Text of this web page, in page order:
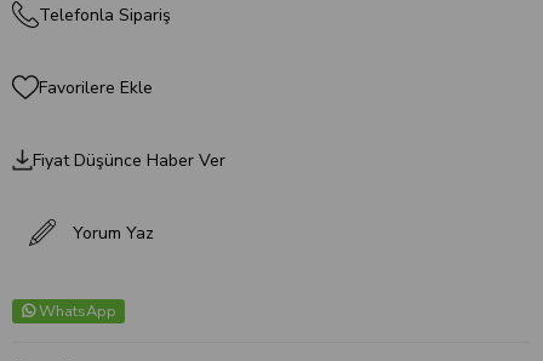
Telefonla Sipariş
Favorilere Ekle
Fiyat Düşünce Haber Ver
Yorum Yaz
WhatsApp